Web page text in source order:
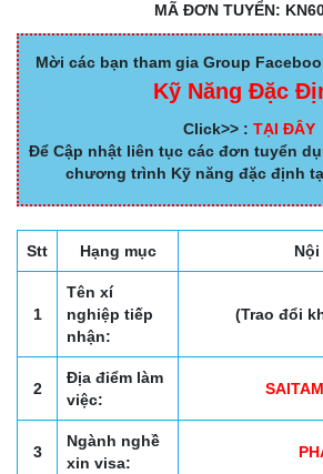
MÃ ĐƠN TUYỂN:
Mời các bạn tham gia Group
Kỹ Năng Đặc
Click>> : TẠI ĐÂY
Để Cập nhật liên tục các đơn tuyển
chương trình Kỹ năng đặc định
Stt Hạng mục
1
Tên xí
nghiệp tiếp
nhận:
(Trao đổi
2
Địa điểm làm
việc:
3
Ngành nghề
xin visa: